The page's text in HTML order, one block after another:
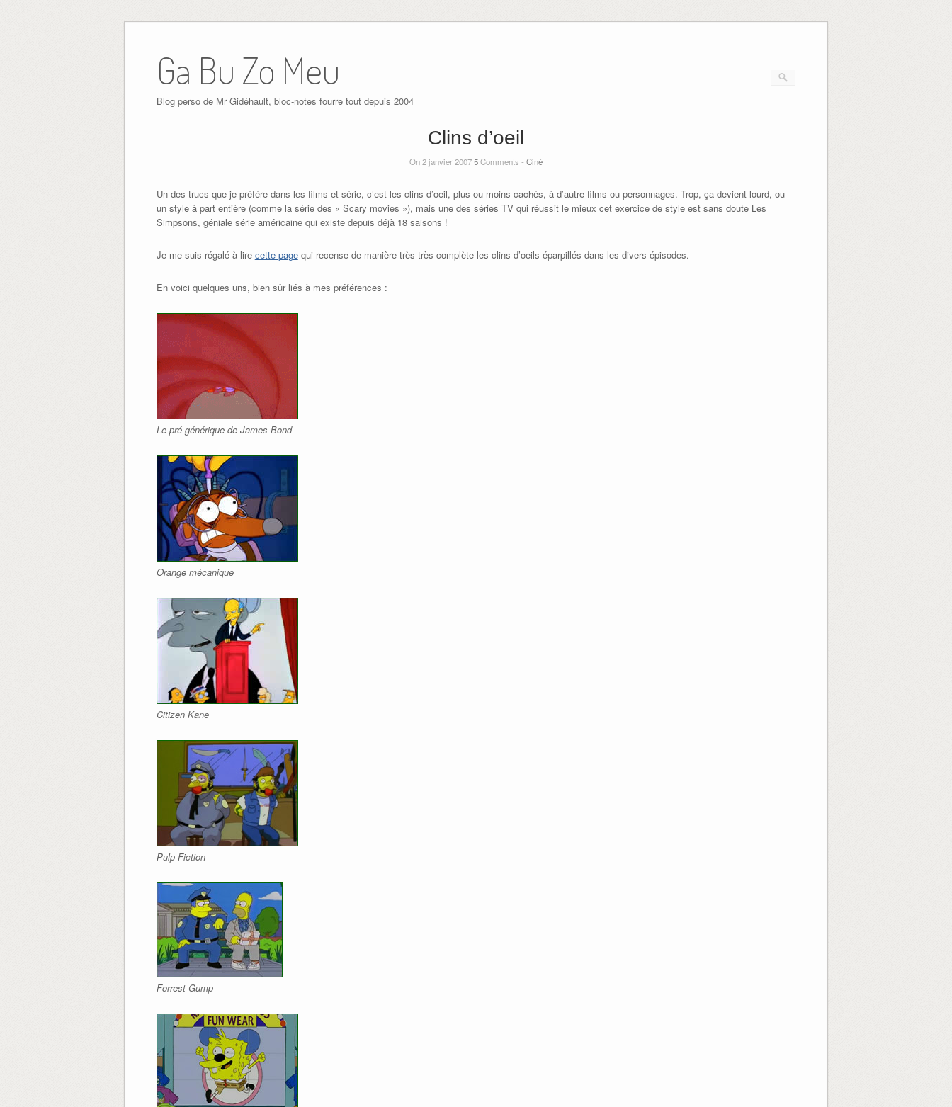
Ga Bu Zo Meu
Blog perso de Mr Gidéhault, bloc-notes fourre tout depuis 2004
Clins d’oeil
On 2 janvier 20075Comments - Ciné
Un des trucs que je préfére dans les films et série, c’est les clins d’oeil, plus ou moins cachés, à d’autre films ou personnages. Trop, ça devient lourd, ou
un style à part entière (comme la série des « Scary movies »), mais une des séries TV qui réussit le mieux cet exercice de style est sans doute Les
Simpsons, géniale série américaine qui existe depuis déjà 18 saisons !
Je me suis régalé à lire cette pagequi recense de manière très très complète les clins d’oeils éparpillés dans les divers épisodes.
En voici quelques uns, bien sûr liés à mes préférences :
Le pré-générique de James Bond
Orange mécanique
Citizen Kane
Pulp Fiction
Forrest Gump